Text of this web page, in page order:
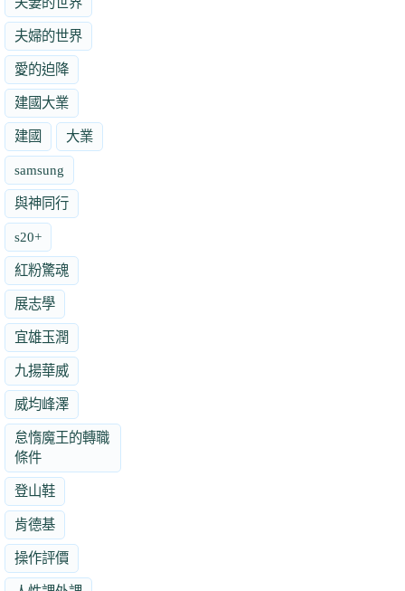
夫婦的世界
愛的迫降
建國大業
建國 大業
samsung
與神同行
s20+
紅粉驚魂
展志學
宜雄玉潤
九揚華威
威均峰澤
怠惰魔王的轉職
條件
登山鞋
肯德基
操作評價